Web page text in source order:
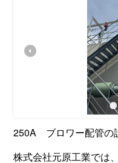
250A ブロワー配管の
株式会社元原工業では